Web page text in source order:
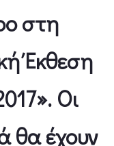
στη
Έκθεση
Οι
θα έχουν